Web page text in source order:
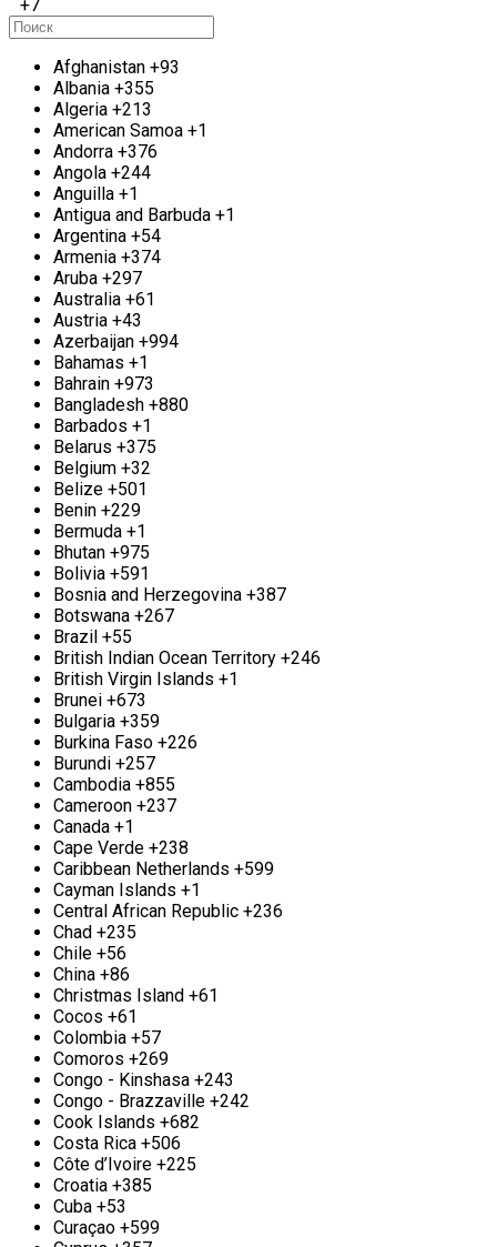
Прием электрических двигателей м.
Улица Скобелевская
У вас есть сломанный электрический мотор? Мы
с удовольствием предлагаем вам возможность
утилизировать его как металл. Наша компания
принимает моторные корпуса весом от 1 кг и
выше, включая крупные объемы. Цена на прием
будет зависеть от нескольких факторов, таких как
вес, тип мотора и содержание цветных металлов.
Наш приемный пункт работает м. Улица
Скобелевская без выходных. Если у вас имеется
серьезная партия двигателей для сдачи, мы
можем организовать выезд для сбора
электрических двигателей непосредственно на
вашем объекте. Мы обеспечим точное измерение
веса, произведем погрузку и транспортировку.
Оплата проводим незамедлительно, на месте.
Прием цветного металла м. Улица
Скобелевская
Компания «Втормет» Улица Скобелевская с
удовольствием принимает лом цветных
металлов в любых количествах. Цветные
металлы представляют собой множество сплавов
и металлов, которые не содержат железа, и
используются в различных отраслях — от
домашней утвари до автомобильной и
строительной индустрии. Учитывая широкий
спектр применения, у многих из нас могут
оставаться ненужные куски цветного металла.
Мы предлагаем одни из самых привлекательных
цен на прием цветного металла в городе.
Вывоз цветного металла м. Улица
Скобелевская
У вас есть скопившийся лом цветных металлов?
Предлагаем сдать его излишки в нашем пункте
приёма выгодно и для вас, и для нас. В случае,
если вы накопили значительное количество
цветмета, он Вам мешает, то мы предлагаем
услуги по его вывозу. Наш выездной сервис
включает в себя такие операции, как резка,
загрузка и вывоз цветмета. Нами гарантируются
одни из самых конкурентоспособных цен на
металл в городе, а окончательная цена будет
прямо пропорциональна объёму передаваемого
материала. «Втормет» предоставляет услуги
выезда к сдающим металл м. Улица
Скобелевская в тот же день, когда Вы к нам
обратитесь за услугой. Оплату можно произвести
как наличными, так и безналичным расчетом на
месте.
Прием меди и вывоз м. Улица
+7
Afghanistan +93
Albania +355
Algeria +213
American Samoa +1
Andorra +376
Angola +244
Anguilla +1
Antigua and Barbuda +1
Argentina +54
Armenia +374
Aruba +297
Australia +61
Austria +43
Azerbaijan +994
Bahamas +1
Bahrain +973
Bangladesh +880
Barbados +1
Belarus +375
Belgium +32
Belize +501
Benin +229
Bermuda +1
Bhutan +975
Bolivia +591
Bosnia and Herzegovina +387
Botswana +267
Brazil +55
British Indian Ocean Territory +246
British Virgin Islands +1
Brunei +673
Bulgaria +359
Burkina Faso +226
Burundi +257
Cambodia +855
Cameroon +237
Canada +1
Cape Verde +238
Caribbean Netherlands +599
Cayman Islands +1
Central African Republic +236
Chad +235
Chile +56
China +86
Christmas Island +61
Cocos +61
Colombia +57
Comoros +269
Congo - Kinshasa +243
Congo - Brazzaville +242
Cook Islands +682
Costa Rica +506
Côte d’Ivoire +225
Croatia +385
Cuba +53
Curaçao +599